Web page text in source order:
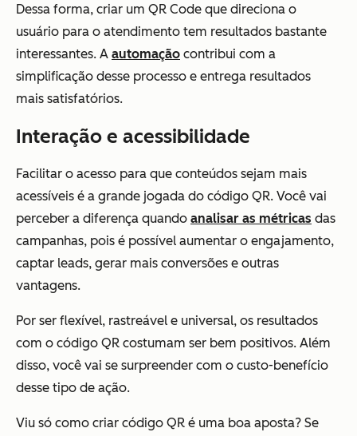
Dessa forma, criar um QR Code que direciona o
usuário para o atendimento tem resultados bastante
interessantes. A automação contribui com a
simplificação desse processo e entrega resultados
mais satisfatórios.
Interação e acessibilidade
Facilitar o acesso para que conteúdos sejam mais
acessíveis é a grande jogada do código QR. Você vai
perceber a diferença quando analisar as métricas das
campanhas, pois é possível aumentar o engajamento,
captar leads, gerar mais conversões e outras
vantagens.
Por ser flexível, rastreável e universal, os resultados
com o código QR costumam ser bem positivos. Além
disso, você vai se surpreender com o custo-benefício
desse tipo de ação.
Viu só como criar código QR é uma boa aposta? Se